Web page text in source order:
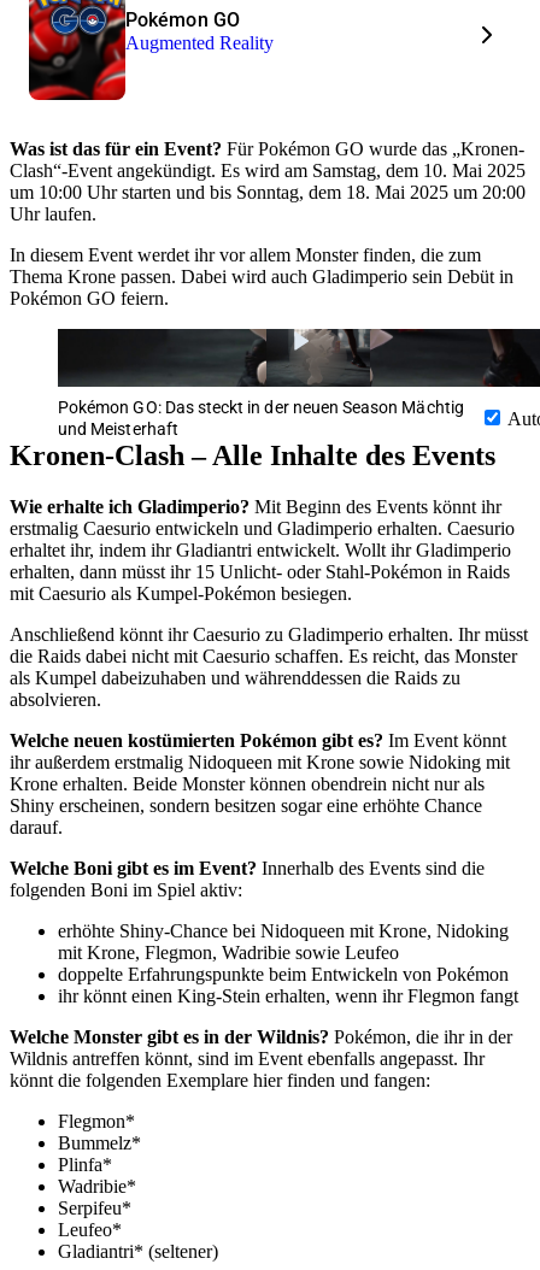
Pokémon GO
Augmented Reality
Was ist das für ein Event? Für Pokémon GO wurde das „Kronen-
Clash“-Event angekündigt. Es wird am Samstag, dem 10. Mai 2025
um 10:00 Uhr starten und bis Sonntag, dem 18. Mai 2025 um 20:00
Uhr laufen.
In diesem Event werdet ihr vor allem Monster finden, die zum
Thema Krone passen. Dabei wird auch Gladimperio sein Debüt in
Pokémon GO feiern.
Pokémon GO: Das steckt in der neuen Season Mächtig
und Meisterhaft
Kronen-Clash – Alle Inhalte des Events
Wie erhalte ich Gladimperio? Mit Beginn des Events könnt ihr
erstmalig Caesurio entwickeln und Gladimperio erhalten. Caesurio
erhaltet ihr, indem ihr Gladiantri entwickelt. Wollt ihr Gladimperio
erhalten, dann müsst ihr 15 Unlicht- oder Stahl-Pokémon in Raids
mit Caesurio als Kumpel-Pokémon besiegen.
Anschließend könnt ihr Caesurio zu Gladimperio erhalten. Ihr müsst
die Raids dabei nicht mit Caesurio schaffen. Es reicht, das Monster
als Kumpel dabeizuhaben und währenddessen die Raids zu
absolvieren.
Welche neuen kostümierten Pokémon gibt es? Im Event könnt
ihr außerdem erstmalig Nidoqueen mit Krone sowie Nidoking mit
Krone erhalten. Beide Monster können obendrein nicht nur als
Shiny erscheinen, sondern besitzen sogar eine erhöhte Chance
darauf.
Welche Boni gibt es im Event? Innerhalb des Events sind die
folgenden Boni im Spiel aktiv:
erhöhte Shiny-Chance bei Nidoqueen mit Krone, Nidoking
mit Krone, Flegmon, Wadribie sowie Leufeo
doppelte Erfahrungspunkte beim Entwickeln von Pokémon
ihr könnt einen King-Stein erhalten, wenn ihr Flegmon fangt
Welche Monster gibt es in der Wildnis? Pokémon, die ihr in der
Wildnis antreffen könnt, sind im Event ebenfalls angepasst. Ihr
könnt die folgenden Exemplare hier finden und fangen:
Flegmon*
Bummelz*
Plinfa*
Wadribie*
Serpifeu*
Leufeo*
Gladiantri* (seltener)